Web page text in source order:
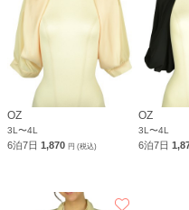
OZ
3L〜4L
6泊7日 1,870 円 (税込)
OZ
3L〜4L
6泊7日